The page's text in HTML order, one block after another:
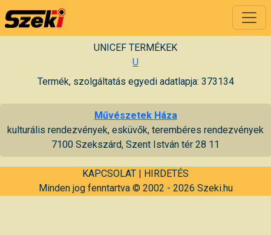
UNICEF TERMÉKEK
U
Termék, szolgáltatás egyedi adatlapja: 373134
Művészetek Háza
kulturális rendezvények, esküvők, terembéres rendezvények
7100 Szekszárd, Szent István tér 28 11
KAPCSOLAT | HIRDETÉS
Minden jog fenntartva © 2002 - 2026 Szeki.hu